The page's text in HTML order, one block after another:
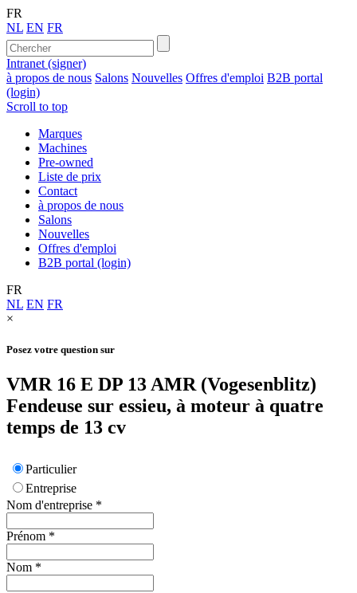
FR
NL EN FR
Intranet (signer)
à propos de nous Salons Nouvelles Offres d'emploi B2B portal
(login)
Scroll to top
Marques
Machines
Pre-owned
Liste de prix
Contact
à propos de nous
Salons
Nouvelles
Offres d'emploi
B2B portal (login)
FR
NL EN FR
×
Posez votre question sur
VMR 16 E DP 13AMR (Vogesenblitz)
Fendeuse sur essieu, à moteur à quatre
temps de 13 cv
Particulier
Entreprise
Nom d'entreprise *
Prénom *
Nom *